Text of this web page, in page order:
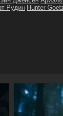
Рудин Hunter